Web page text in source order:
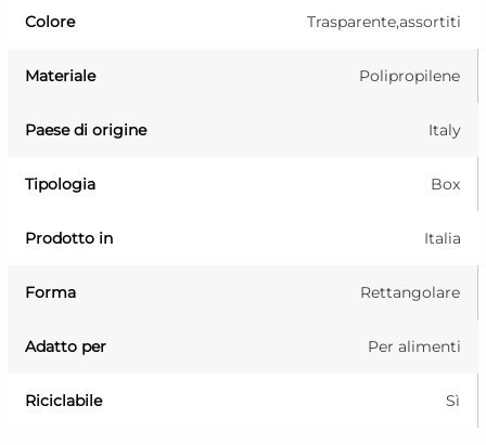
Colore Trasparente,assortiti
Materiale Polipropilene
Paese di origine Italy
Tipologia Box
Prodotto in Italia
Forma Rettangolare
Adatto per Per alimenti
Riciclabile Sì